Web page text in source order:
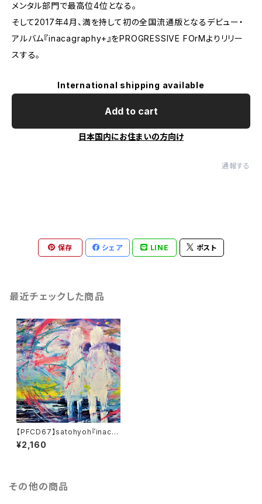
メンタル部門で最高位4位となる。
そして2017年4月、満を持して初の全国流通版となるデビュー・
アルバム『inacagraphy+』をPROGRESSIVE FOrMよりリリー
スする。
International shipping available
Add to cart
日本国内にお住まいの方向け
通報する
保存 シェア LINE ポスト
最近チェックした商品
【PFCD67】satohyoh『inaca
graphy+』CD
¥2,160
その他の商品